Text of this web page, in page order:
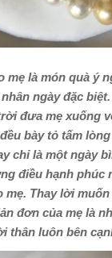
mẹ là món quà ý
ngày đặc
đưa mẹ xuống
bày tỏ tấm
chỉ là một ngày
điều hạnh phúc
mẹ. Thay lời
đơn của mẹ là
thân luôn bên